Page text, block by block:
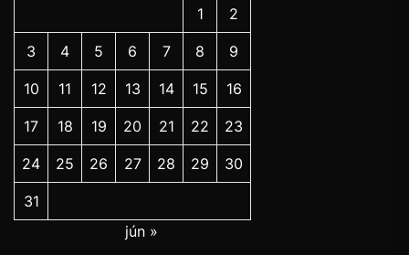
1
2
3 4 5 6 7 8 9
10 11 12 13 14 15 16
17 18 19 20 21 22 23
24 25 26 27 28 29 30
31
jún »